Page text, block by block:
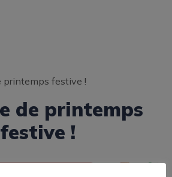
printemps festive !
de printemps
festive !